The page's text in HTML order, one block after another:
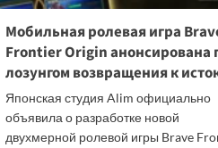
Мобильная ролевая игра
Frontier Origin анонсирована
лозунгом возвращения к
Японская студия Alim официально
объявила о разработке новой
двухмерной ролевой игры Brave